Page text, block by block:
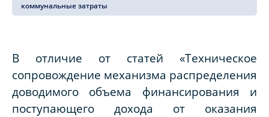
коммунальные затраты
В отличие от статей «Техническое
сопровождение механизма распределения
доводимого объема финансирования и
поступающего дохода от оказания